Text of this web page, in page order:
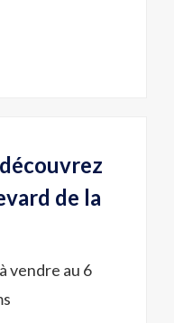
de la
vendre au 6